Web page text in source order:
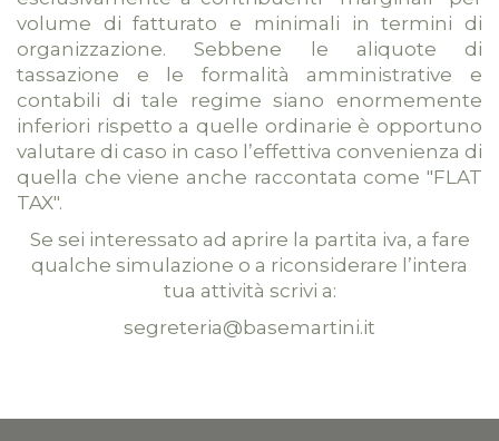
volume di fatturato e minimali in termini di
organizzazione. Sebbene le aliquote di
tassazione e le formalità amministrative e
contabili di tale regime siano enormemente
inferiori rispetto a quelle ordinarie è opportuno
valutare di caso in caso l’effettiva convenienza di
quella che viene anche raccontata come "FLAT
TAX".
Se sei interessato ad aprire la partita iva, a fare
qualche simulazione o a riconsiderare l’intera
tua attività scrivi a:
segreteria@basemartini.it